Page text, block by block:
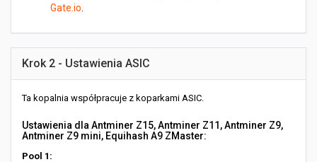
Gate.io
Krok 2 - Ustawienia ASIC
Ta kopalnia współpracuje z koparkami ASIC.
Ustawienia dla Antminer Z15, Antminer Z11, Antminer Z9,
Antminer Z9 mini, Equihash A9 ZMaster:
Pool 1: